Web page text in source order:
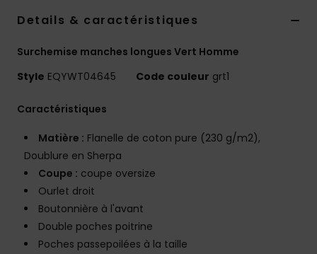
Details & caractéristiques
Surchemise manches longues Vert Homme
Style EQYWT04645 Code couleur grt1
Caractéristiques
Matière : Flanelle de coton pure (230 g/m2),
Doublure en Sherpa
Coupe : coupe oversize
Ourlet droit
Boutonnière à l'avant
Double poches poitrine
Poches passepoilées à la taille